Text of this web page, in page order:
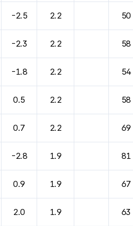
-2.5 2.2 50
-2.3 2.2 58
-1.8 2.2 54
0.5 2.2 58
0.7 2.2 69
-2.8 1.9 81
0.9 1.9 67
2.0 1.9 63